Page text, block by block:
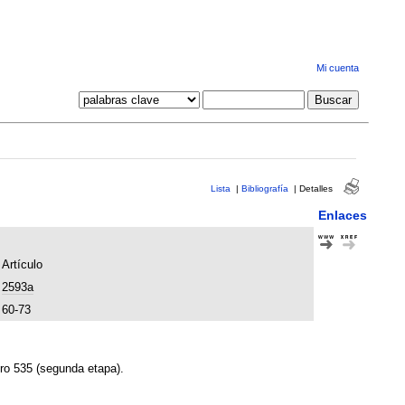
Mi cuenta
Lista | Bibliografía | Detalles
Enlaces
Artículo
2593a
60-73
535 (segunda etapa).